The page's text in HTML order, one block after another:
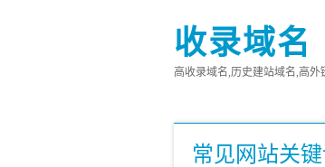
收录域名
高收录域名,历史建站域名,高外
常见网站关